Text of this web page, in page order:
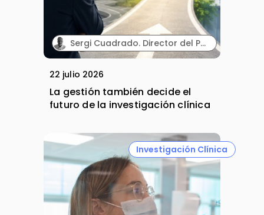
Sergi Cuadrado. Director del Programa Executive en Habilidades Directivas y Gestión en Investigación Clínica e Innovación Sanitaria (Cesif).
22 julio 2026
La gestión también decide el
futuro de la investigación clínica
Investigación Clínica